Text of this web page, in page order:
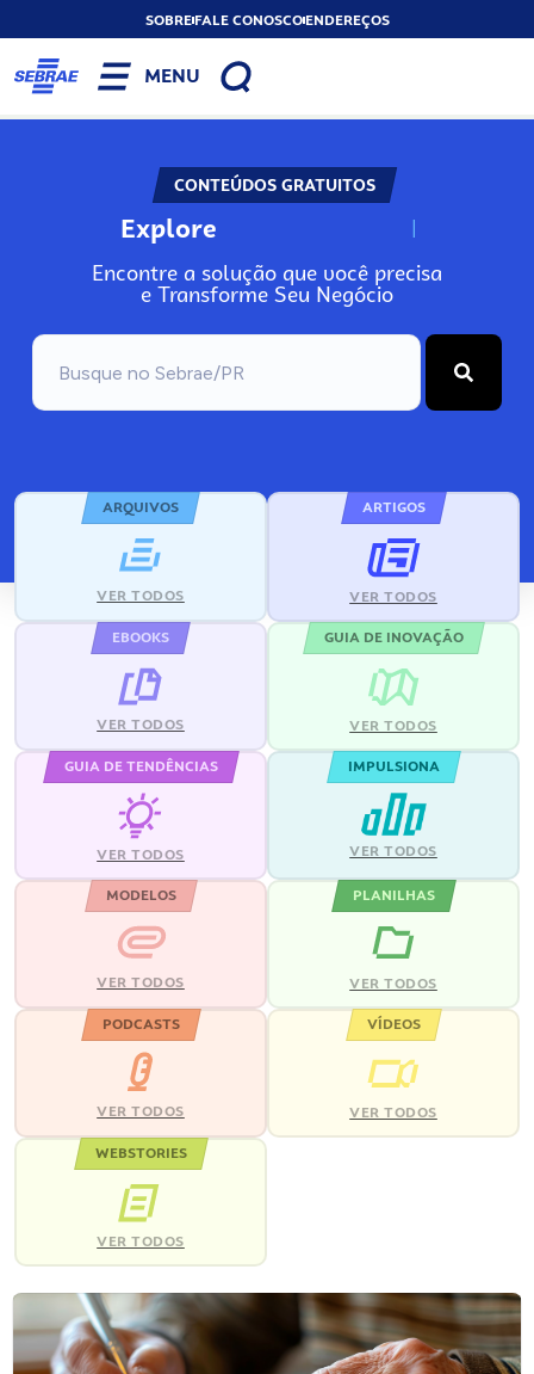
SOBREFALE CONOSCOENDEREÇOS
MENU
CONTEÚDOS GRATUITOS
Explore N
Encontre a solução que você precisa
e Transforme Seu Negócio
ARQUIVOS
VER TODOS
ARTIGOS
VER TODOS
EBOOKS
VER TODOS
GUIA DE INOVAÇÃO
VER TODOS
GUIA DE TENDÊNCIAS
VER TODOS
IMPULSIONA
VER TODOS
MODELOS
VER TODOS
PLANILHAS
VER TODOS
PODCASTS
VER TODOS
VÍDEOS
VER TODOS
WEBSTORIES
VER TODOS